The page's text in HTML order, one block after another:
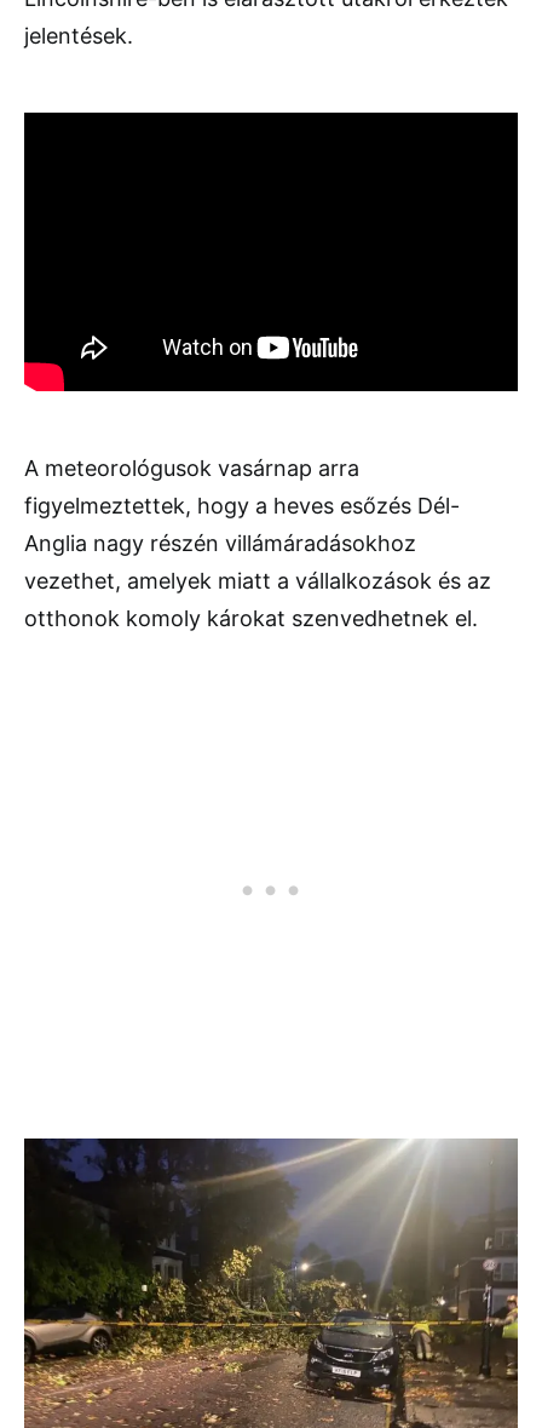
jelentések.
A meteorológusok vasárnap arra
figyelmeztettek, hogy a heves esőzés Dél-
Anglia nagy részén villámáradásokhoz
vezethet, amelyek miatt a vállalkozások és az
otthonok komoly károkat szenvedhetnek el.